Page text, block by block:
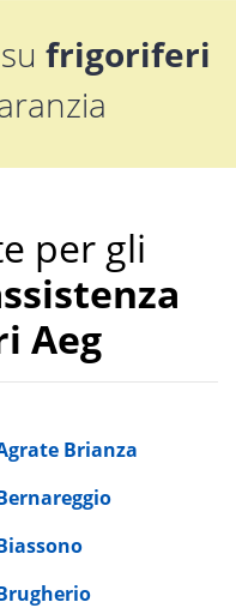
frigoriferi
per gli
Aeg
Brianza